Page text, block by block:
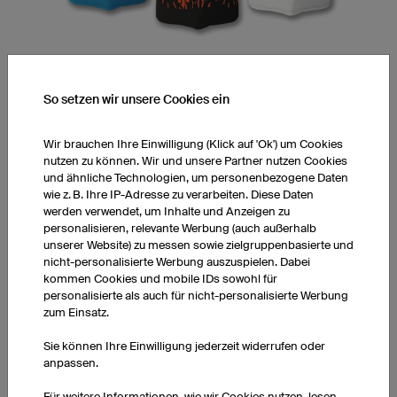
Sie möchten ein Design, das im 3D-Konfigurator nur schwierig
oder nicht umsetzbar ist?
Dann nutzen Sie unserengrafischen Service
nach oben
KUNDENREZENSIONEN
So setzen wir unsere Cookies ein
Wir brauchen Ihre Einwilligung (Klick auf 'Ok') um Cookies
nutzen zu können. Wir und unsere Partner nutzen Cookies
und ähnliche Technologien, um personenbezogene Daten
wie z. B. Ihre IP-Adresse zu verarbeiten. Diese Daten
werden verwendet, um Inhalte und Anzeigen zu
personalisieren, relevante Werbung (auch außerhalb
unserer Website) zu messen sowie zielgruppenbasierte und
nicht-personalisierte Werbung auszuspielen. Dabei
kommen Cookies und mobile IDs sowohl für
personalisierte als auch für nicht-personalisierte Werbung
zum Einsatz.
Sie können Ihre Einwilligung jederzeit widerrufen oder
anpassen.